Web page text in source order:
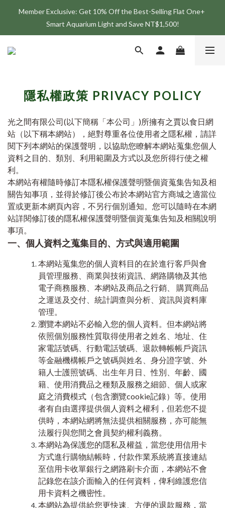
Join the ONF Membership to Enjoy Exclusive Rewards and
Benefits
Member Exclusive: Get 10% Off the Best-Selling Flat One+
Smart Aquarium Light and Save NT$1,500!
Join the ONF Membership to Enjoy Exclusive Rewards and
隱私權政策 PRIVACY POLICY
光之間有限公司(以下簡稱「本公司」)所擁有之賈以食日網
站（以下稱本網站），絕對尊重各位使用者之隱私權，請詳
閱下列本網站的保護聲明，以協助您瞭解本網站蒐集您個人
資料之目的、類別、利用範圍及方式以及您所得行使之權
利。
本網站有權隨時修訂本隱私權保護聲明暨個資蒐集告知及相
關告知事項，並得於修訂後公布於本網站官方商城之適當位
置或更新本網頁內容，不另行個別通知。您可以隨時在本網
站詳閱修訂後的隱私權保護聲明暨個資蒐集告知及相關說明
事項。
一、個人資料之蒐集目的、方式與適用範圍
本網站蒐集您的個人資料目的在於進行客戶與會
員管理服務、商業與技術資訊、網路購物及其他
電子商務服務、本網站及商品之行銷、 購買商品
之運送及交付、統計調查與分析、資訊與資料庫
管理。
瀏覽本網站不必輸入您的個人資料。但本網站將
依照個別服務性質取得使用者之姓名、地址、住
家電話號碼、行動電話號碼、退款轉帳帳戶資訊
等金融機構帳戶之號碼與姓名、身分證字號、外
籍人士護照號碼、出生年月日、性別、年齡、國
籍、使用消費品之種類及服務之細節、個人或家
庭之消費模式（包含瀏覽cookie記錄）等。使用
者有自由選擇提供個人資料之權利，但若您不提
供時，本網站網將無法提供相關服務，亦可能無
法履行與您間之會員契約權利義務。
本網站為保護您的隱私及權益，當您使用信用卡
方式進行購物結帳時，付款作業系統將直接連結
至信用卡收單銀行之網路刷卡介面，本網站不會
記錄您在該介面輸入的任何資料，俾利維護您信
用卡資料之機密性。
本網站為提供給您更快速、方便的退款服務，當